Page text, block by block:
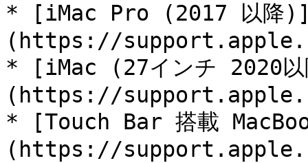
* [iMac Pro (2017 以降
(https://
* [iMac (27インチ 2020
(https://
* [Touch Bar 搭載
(https://